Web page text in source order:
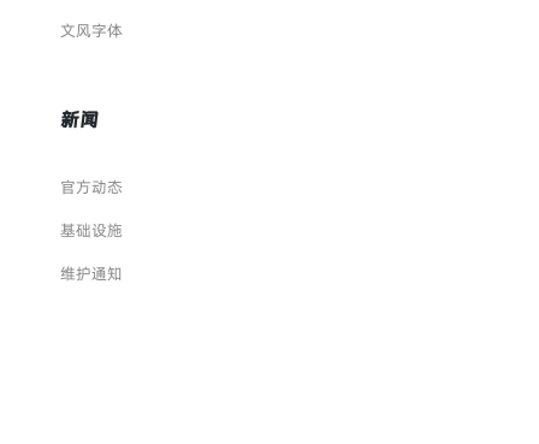
文风字体
新闻
官方动态
基础设施
维护通知